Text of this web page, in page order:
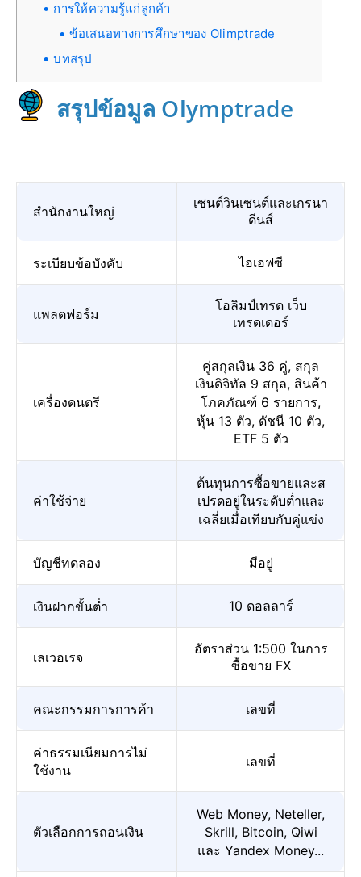
การให้ความรู้แก่ลูกค้า
ข้อเสนอทางการศึกษาของ Olimptrade
บทสรุป
สรุปข้อมูล Olymptrade
สำนักงานใหญ่
เซนต์วินเซนต์และเกรนา
ดีนส์
ระเบียบข้อบังคับ ไอเอฟซี
แพลตฟอร์ม
โอลิมป์เทรด เว็บ
เทรดเดอร์
เครื่องดนตรี
คู่สกุลเงิน 36 คู่, สกุล
เงินดิจิทัล 9 สกุล, สินค้า
โภคภัณฑ์ 6 รายการ,
หุ้น 13 ตัว, ดัชนี 10 ตัว,
ETF 5 ตัว
ค่าใช้จ่าย
ต้นทุนการซื้อขายและส
เปรดอยู่ในระดับต่ำและ
เฉลี่ยเมื่อเทียบกับคู่แข่ง
บัญชีทดลอง มีอยู่
เงินฝากขั้นต่ำ 10 ดอลลาร์
เลเวอเรจ
อัตราส่วน 1:500 ในการ
ซื้อขาย FX
คณะกรรมการการค้า เลขที่
ค่าธรรมเนียมการไม่
ใช้งาน
เลขที่
ตัวเลือกการถอนเงิน
Web Money, Neteller,
Skrill, Bitcoin, Qiwi
และ Yandex Money...